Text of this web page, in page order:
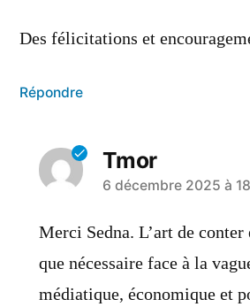
Des félicitations et
Répondre
Tmor
6 décembre 2025 à
Merci Sedna. L’art de conter
que nécessaire face à la
médiatique, économique et